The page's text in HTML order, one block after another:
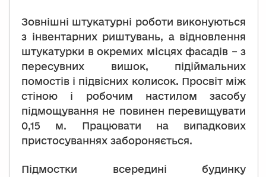
Зовнішні штукатурні роботи виконуються
з інвентарних риштувань, а відновлення
штукатурки в окремих місцях фасадів – з
пересувних вишок, підіймальних
помостів і підвісних колисок. Просвіт між
стіною і робочим настилом засобу
підмощування не повинен перевищувати
0,15 м. Працювати на випадкових
пристосуваннях забороняється.
Підмостки всередині будинку